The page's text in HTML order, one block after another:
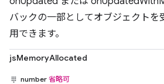
バックの一部としてオブジェクトを
用できます。
jsMemoryAllocated
number 省略可